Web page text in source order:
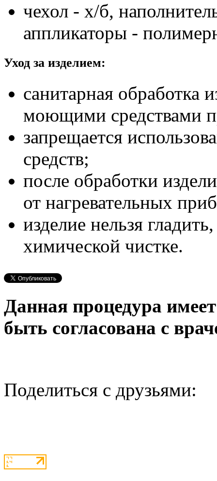
чехол - х/б,
аппликаторы -
Уход за изделием:
санитарная обработка
моющими средствами
запрещается
средств;
после обработки
от нагревательных
изделие нельзя
химической чистке.
Данная процедура
быть согласована с
Поделиться с друзьями: